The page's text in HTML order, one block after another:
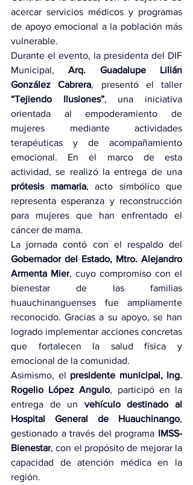
acercar servicios médicos y programas
de apoyo emocional a la población más
vulnerable.
Durante el evento, la presidenta del DIF
Municipal, Arq. Guadalupe Lilián
González Cabrera
“Tejiendo Ilusiones”, una iniciativa
orientada al empoderamiento de
mujeres mediante actividades
terapéuticas y de acompañamiento
emocional. En el marco de esta
prótesis mamaria, acto simbólico que
representa esperanza y reconstrucción
para mujeres que han enfrentado el
cáncer de mama.
Gobernador del Estado, Mtro. Alejandro
Armenta Mier, cuyo compromiso con el
bienestar de las familias
huauchinanguenses fue ampliamente
reconocido. Gracias a su apoyo, se han
logrado implementar acciones concretas
que fortalecen la salud física y
emocional de la comunidad.
Asimismo, el presidente municipal, Ing.
Rogelio López Angulo, participó en la
entrega de un vehículo destinado al
Hospital General de Huauchinango,
gestionado a través del programa IMSS-
Bienestar, con el propósito de mejorar la
capacidad de atención médica en la
región.